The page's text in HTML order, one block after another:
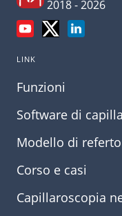
2018 - 2026
LINK
Funzioni
Software di
Modello di referto
Corso e casi
Capillaroscopia